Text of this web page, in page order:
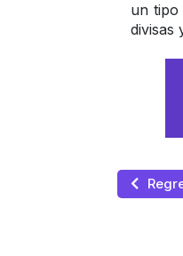
un tipo
divisas